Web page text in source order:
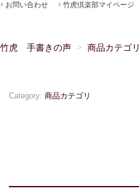
お問い合わせ 竹虎倶楽部マイページ
竹虎 手書きの声 商品カテゴリ
Category: 商品カテゴリ